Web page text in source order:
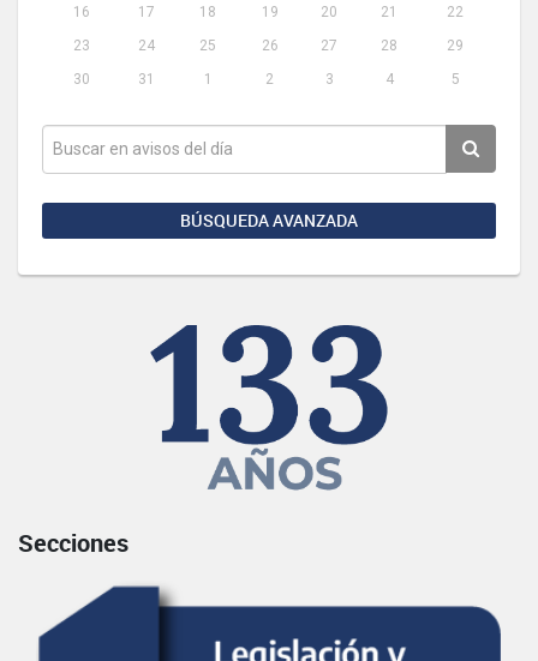
16
17 18 19 20 21
22
23
24 25 26 27 28
29
30
31 1 2 3 4 5
BÚSQUEDA AVANZADA
Secciones